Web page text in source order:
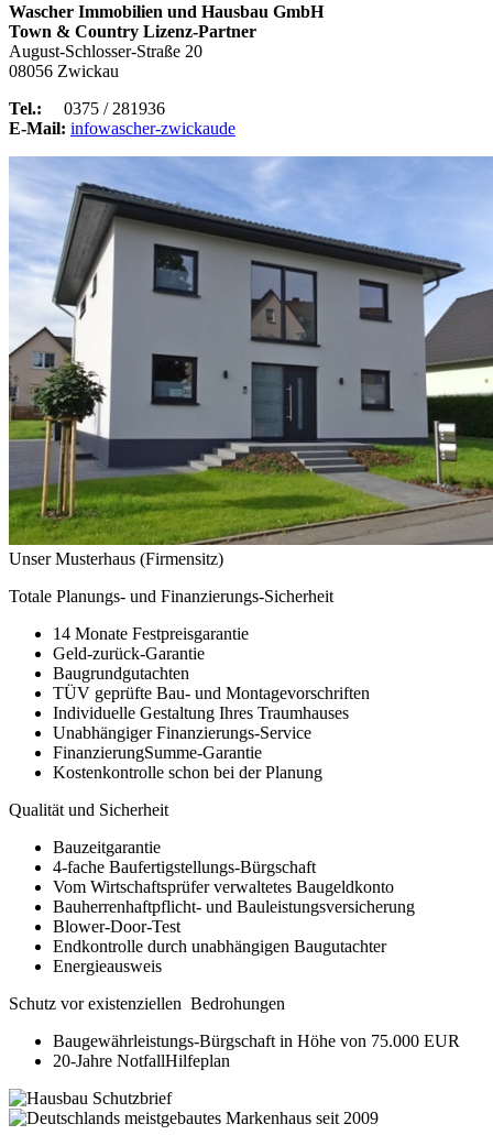
Wascher Immobilien und Hausbau GmbH
Town & Country Lizenz-Partner
August-Schlosser-Straße 20
08056 Zwickau
Tel.: 0375 / 281936
E-Mail: infowascher-zwickaude
Unser Musterhaus (Firmensitz)
Totale Planungs- und Finanzierungs-Sicherheit
14 Monate Festpreisgarantie
Geld-zurück-Garantie
Baugrundgutachten
TÜV geprüfte Bau- und Montagevorschriften
Individuelle Gestaltung Ihres Traumhauses
Unabhängiger Finanzierungs-Service
FinanzierungSumme-Garantie
Kostenkontrolle schon bei der Planung
Qualität und Sicherheit
Bauzeitgarantie
4-fache Baufertigstellungs-Bürgschaft
Vom Wirtschaftsprüfer verwaltetes Baugeldkonto
Bauherrenhaftpflicht- und Bauleistungsversicherung
Blower-Door-Test
Endkontrolle durch unabhängigen Baugutachter
Energieausweis
Schutz vor existenziellen Bedrohungen
Baugewährleistungs-Bürgschaft in Höhe von 75.000 EUR
20-Jahre NotfallHilfeplan